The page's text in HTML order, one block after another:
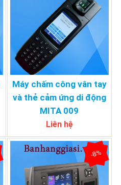
Máy chấm công vân tay
và thẻ cảm ứng di động
MITA 009
Liên hệ
-8%